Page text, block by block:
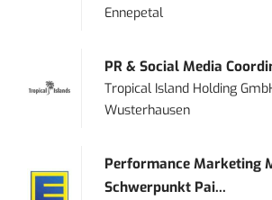
Ennepetal
PR & Social Media
Tropical Island Holding
Wusterhausen
Performance Marketing
Schwerpunkt Pai...